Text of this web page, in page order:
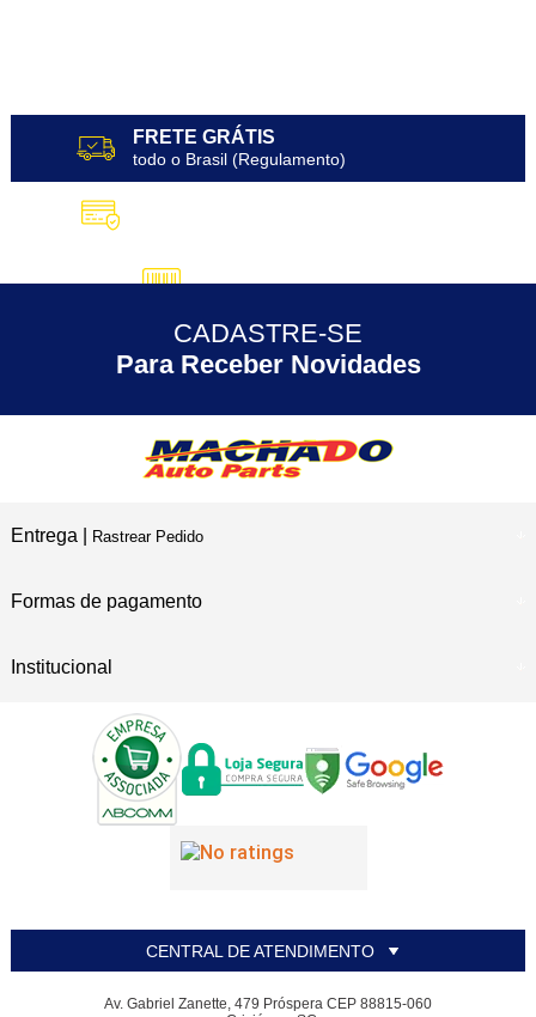
FRETE GRÁTIS
todo o Brasil (Regulamento)
5% DESCONTO no Pix
30 ANOS de Experiência
CADASTRE-SE
Para Receber Novidades
Entrega | Rastrear Pedido
Formas de pagamento
Institucional
CENTRAL DE ATENDIMENTO
Av. Gabriel Zanette, 479 Próspera CEP 88815-060